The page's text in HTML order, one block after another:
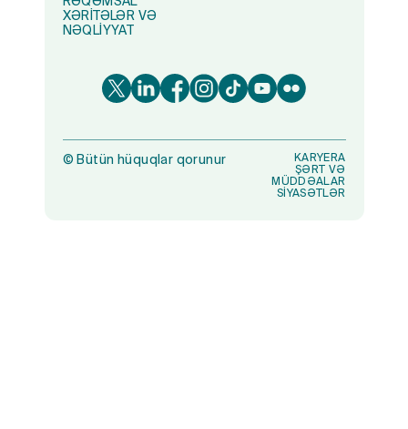
XƏRITƏLƏR VƏ
NƏQLIYYAT
© Bütün hüquqlar qorunur
KARYERA
ŞƏRT VƏ
MÜDDƏALAR
SİYASƏTLƏR